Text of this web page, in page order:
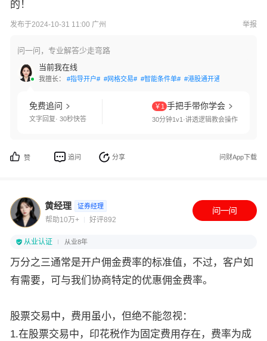
的！
发布于2024-10-31 11:00 广州 举报
问一问，专业解答少走弯路
当前我在线
我擅长： #指导开户# #网格交易# #智能条件单# #港股通开通#
免费追问
文字回复· 30秒快答
￥1 手把手带你学会
30分钟1v1·讲透逻辑教会操作
赞 追问 分享 问财App下载
黄经理 证券经理
帮助10万+ 好评892
从业认证 从业8年
万分之三通常是开户佣金费率的标准值，不过，客户如
有需要，可与我们协商特定的优惠佣金费率。
股票交易中，费用虽小，但绝不能忽视：
1.在股票交易中，印花税作为固定费用存在，费率为成